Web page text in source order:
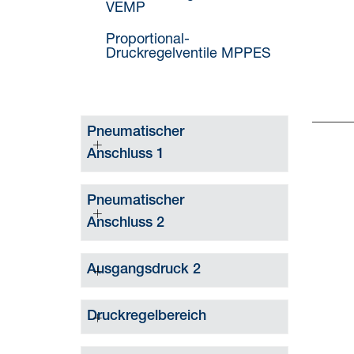
VEMP
Proportional-
Druckregelventile MPPES
Pneumatischer
Anschluss 1
Pneumatischer
Anschluss 2
Ausgangsdruck 2
Druckregelbereich